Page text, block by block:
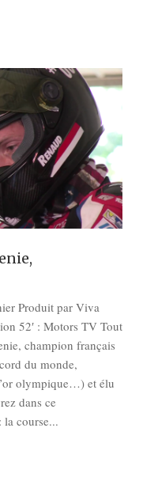
Produit par Viva
52′ : Motors TV Tout
champion français
du monde,
olympique…) et élu
dans ce
la course...